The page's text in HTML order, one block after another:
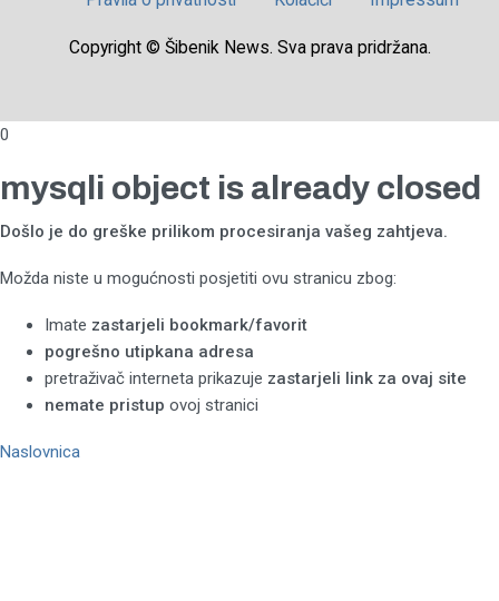
Copyright © Šibenik News. Sva prava pridržana.
0
mysqli object is already closed
Došlo je do greške prilikom procesiranja vašeg zahtjeva.
Možda niste u mogućnosti posjetiti ovu stranicu zbog:
Imate zastarjeli bookmark/favorit
pogrešno utipkana adresa
pretraživač interneta prikazuje zastarjeli link za ovaj site
nemate pristup ovoj stranici
Naslovnica